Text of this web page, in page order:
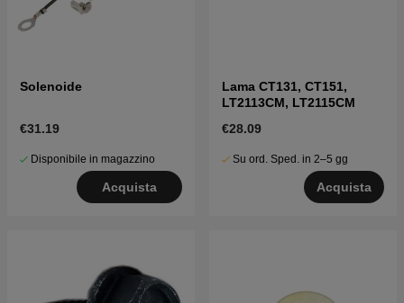
Solenoide
€31.19
Disponibile in magazzino
Acquista
Lama CT131, CT151,
LT2113CM, LT2115CM
€28.09
Su ord. Sped. in 2–5 gg
Acquista